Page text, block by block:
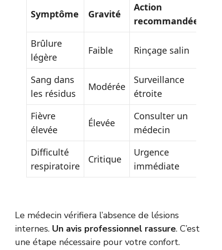
Symptôme Gravité
Action
recommandée
Brûlure
légère
Faible Rinçage salin
Sang dans
les résidus
Modérée
Surveillance
étroite
Fièvre
élevée
Élevée
Consulter un
médecin
Difficulté
respiratoire
Critique
Urgence
immédiate
Le médecin vérifiera l’absence de lésions
internes. Un avis professionnel rassure. C’est
une étape nécessaire pour votre confort.